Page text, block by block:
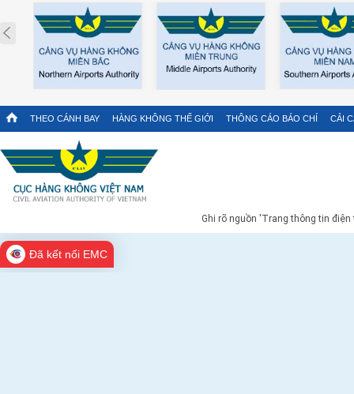
Prev
THEO CÁNH BAY HÀNG KHÔNG THẾ GIỚI THÔNG CÁO BÁO CHÍ CẢI
Ghi rõ nguồn 'Trang thông tin
Đã kết nối EMC